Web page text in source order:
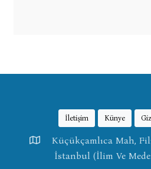
İletişim Künye
Küçükçamlıca Mah,
İstanbul (İlim Ve